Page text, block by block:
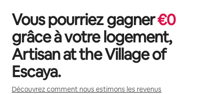
Vous pourriez gagner€0
grâce à votre logement,
Artisan at the Village of
Escaya.
Découvrez comment nous estimons les revenus